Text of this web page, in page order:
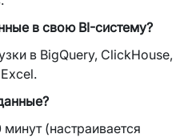
в свою BI-систему?
в BigQuery, ClickHouse,
(настраивается